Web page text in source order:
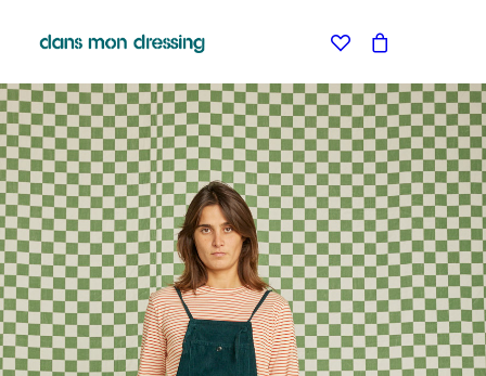
LES MARQUES
BELLE PIECE
GRAINE
LABDIP
MAISON LABICHE
MARGAUX LONNBERG
MINIMUM
MISERICORDIA
NUDIE JEANS
PYRENEX
RABENS SALONER
RAINS
T.J-M1972 TRICOTS JEAN-MARC